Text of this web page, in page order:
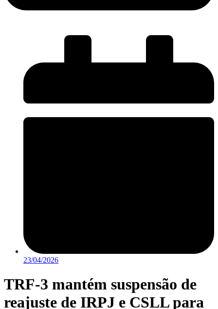
23/04/2026
TRF-3 mantém suspensão de
reajuste de IRPJ e CSLL para